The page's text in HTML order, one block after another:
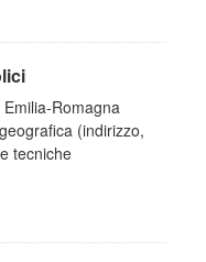
Romagna
(indirizzo,
tecniche